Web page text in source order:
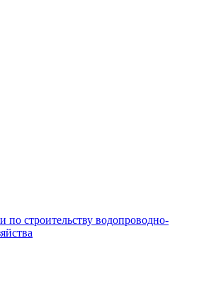
по строительству водопроводно-